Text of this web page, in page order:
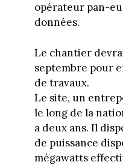
opérateur pan-
données.
Le chantier
septembre pour
de travaux.
Le site, un
le long de la
a deux ans. Il
de puissance
mégawatts